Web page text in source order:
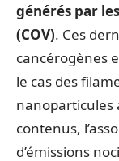
générés par
(COV). Ces
cancérogènes
le cas des
nanoparticules
contenus,
d’émissions